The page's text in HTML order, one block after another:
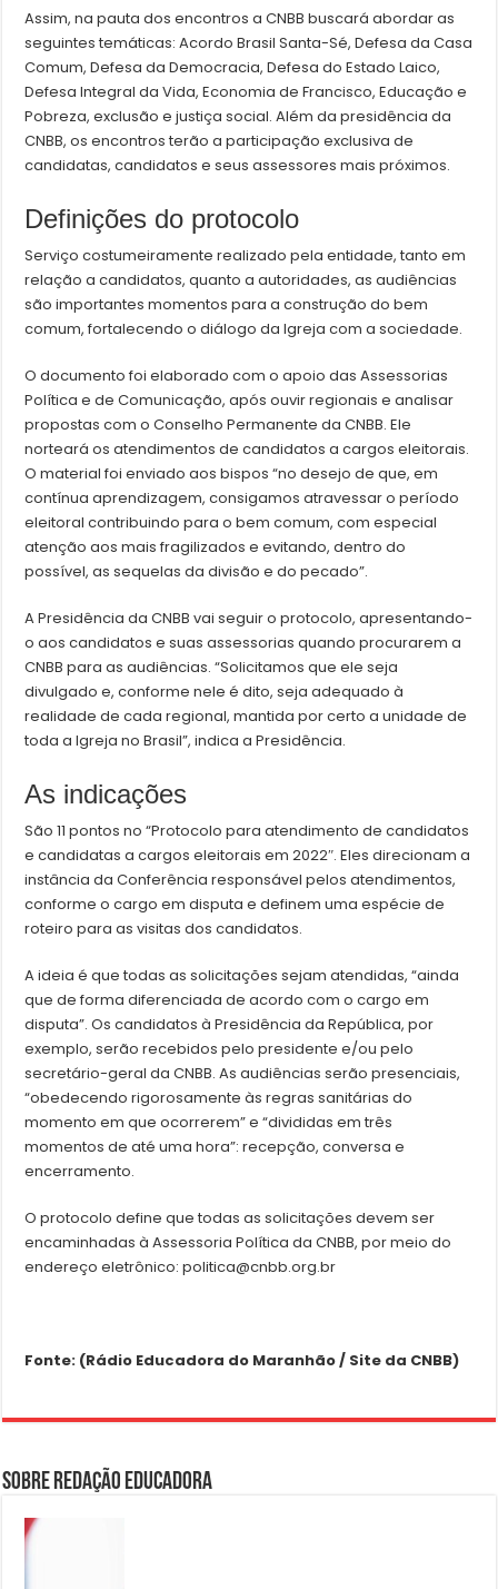
Assim, na pauta dos encontros a CNBB buscará abordar as
seguintes temáticas: Acordo Brasil Santa-Sé, Defesa da Casa
Comum, Defesa da Democracia, Defesa do Estado Laico,
Defesa Integral da Vida, Economia de Francisco, Educação e
Pobreza, exclusão e justiça social. Além da presidência da
CNBB, os encontros terão a participação exclusiva de
candidatas, candidatos e seus assessores mais próximos.
Definições do protocolo
Serviço costumeiramente realizado pela entidade, tanto em
relação a candidatos, quanto a autoridades, as audiências
são importantes momentos para a construção do bem
comum, fortalecendo o diálogo da Igreja com a sociedade.
O documento foi elaborado com o apoio das Assessorias
Política e de Comunicação, após ouvir regionais e analisar
propostas com o Conselho Permanente da CNBB. Ele
norteará os atendimentos de candidatos a cargos eleitorais.
O material foi enviado aos bispos “no desejo de que, em
contínua aprendizagem, consigamos atravessar o período
eleitoral contribuindo para o bem comum, com especial
atenção aos mais fragilizados e evitando, dentro do
possível, as sequelas da divisão e do pecado”.
A Presidência da CNBB vai seguir o protocolo, apresentando-
o aos candidatos e suas assessorias quando procurarem a
CNBB para as audiências. “Solicitamos que ele seja
divulgado e, conforme nele é dito, seja adequado à
realidade de cada regional, mantida por certo a unidade de
toda a Igreja no Brasil”, indica a Presidência.
As indicações
São 11 pontos no “Protocolo para atendimento de candidatos
e candidatas a cargos eleitorais em 2022″. Eles direcionam a
instância da Conferência responsável pelos atendimentos,
conforme o cargo em disputa e definem uma espécie de
roteiro para as visitas dos candidatos.
A ideia é que todas as solicitações sejam atendidas, “ainda
que de forma diferenciada de acordo com o cargo em
disputa”. Os candidatos à Presidência da República, por
exemplo, serão recebidos pelo presidente e/ou pelo
secretário-geral da CNBB. As audiências serão presenciais,
“obedecendo rigorosamente às regras sanitárias do
momento em que ocorrerem” e “divididas em três
momentos de até uma hora”: recepção, conversa e
encerramento.
O protocolo define que todas as solicitações devem ser
encaminhadas à Assessoria Política da CNBB, por meio do
endereço eletrônico: politica@cnbb.org.br
Fonte: (Rádio Educadora do Maranhão / Site da CNBB)
Sobre Redação Educadora